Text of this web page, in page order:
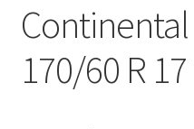
170/60 R